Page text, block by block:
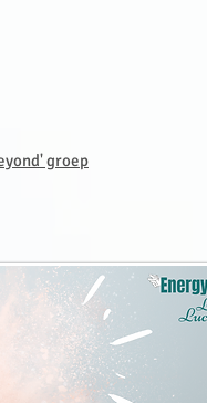
groep